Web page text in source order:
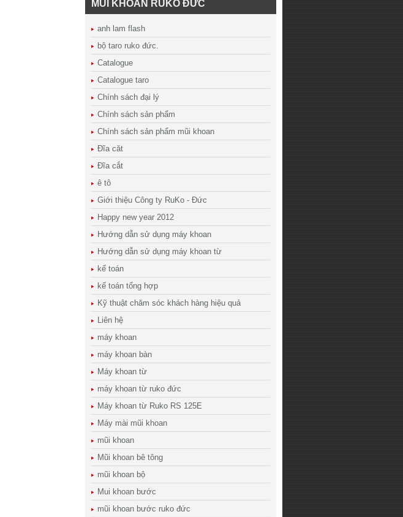
MŨI KHOAN RUKO ĐỨC
anh lam flash
bộ taro ruko đức.
Catalogue
Catalogue taro
Chính sách đại lý
Chính sách sản phẩm
Chính sách sản phẩm mũi khoan
Đĩa căt
Đĩa cắt
ê tô
Giới thiệu Công ty RuKo - Đức
Happy new year 2012
Hướng dẫn sử dụng máy khoan
Hướng dẫn sử dụng máy khoan từ
kế toán
kế toán tổng hợp
Kỹ thuật chăm sóc khách hàng hiệu quả
Liên hệ
máy khoan
máy khoan bàn
Máy khoan từ
máy khoan từ ruko đức
Máy khoan từ Ruko RS 125E
Máy mài mũi khoan
mũi khoan
Mũi khoan bê tông
mũi khoan bộ
Mui khoan bước
mũi khoan bước ruko đức